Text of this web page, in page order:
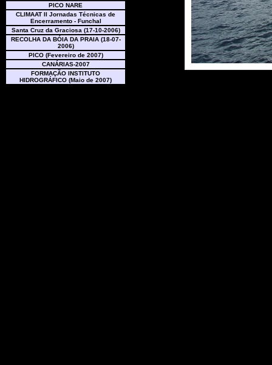
PICO NARE
CLIMAAT II Jornadas Técnicas de
Encerramento - Funchal
Santa Cruz da Graciosa (17-10-2006)
RECOLHA DA BÓIA DA PRAIA (18-07-
2006)
PICO (Fevereiro de 2007)
CANÁRIAS-2007
FORMAÇÃO INSTITUTO
HIDROGRÁFICO (Maio de 2007)